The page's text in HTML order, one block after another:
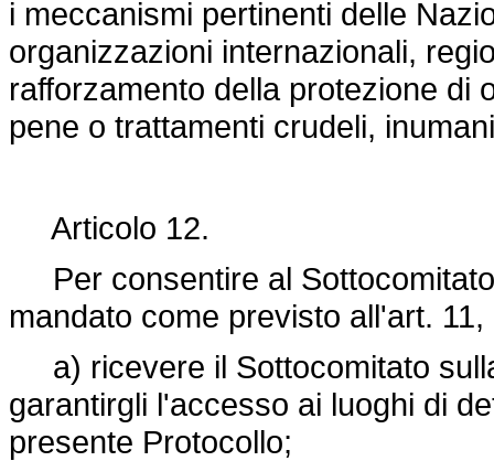
i meccanismi pertinenti delle
organizzazioni internazionali,
rafforzamento della protezione di
pene o trattamenti crudeli,
Articolo 12.
Per consentire al
mandato come previsto all'art.
a) ricevere il Sottocomitato
garantirgli l'accesso ai luoghi di
presente Protocollo;